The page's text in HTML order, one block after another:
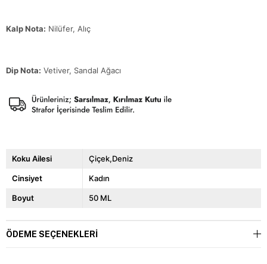
Kalp Nota: Nilüfer, Alıç
Dip Nota: Vetiver, Sandal Ağacı
Koku Ailesi Çiçek,Deniz
Cinsiyet Kadın
Boyut 50 ML
ÖDEME SEÇENEKLERI